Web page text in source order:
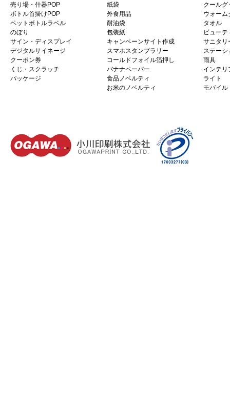
売り場・什器POP
ボトル首掛けPOP
ペットボトルラベル
のぼり
サイン・ディスプレイ
デジタルサイネージ
クーポン券
くじ・スクラッチ
パッケージ
紙袋
外食用品
耐油袋
包装紙
キャンペーンサイト作成
スマホスタンプラリー
コールドフォイル箔押し
バナナペーパー
食品ノベルティ
お米のノベルティ
クールグ
ウォーム
タオル
ビューテ
サニタリ
ステーシ
雨具
インテリ
ライト
モバイル